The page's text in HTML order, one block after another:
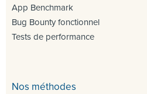
App Benchmark
Bug Bounty fonctionnel
Tests de performance
Nos méthodes